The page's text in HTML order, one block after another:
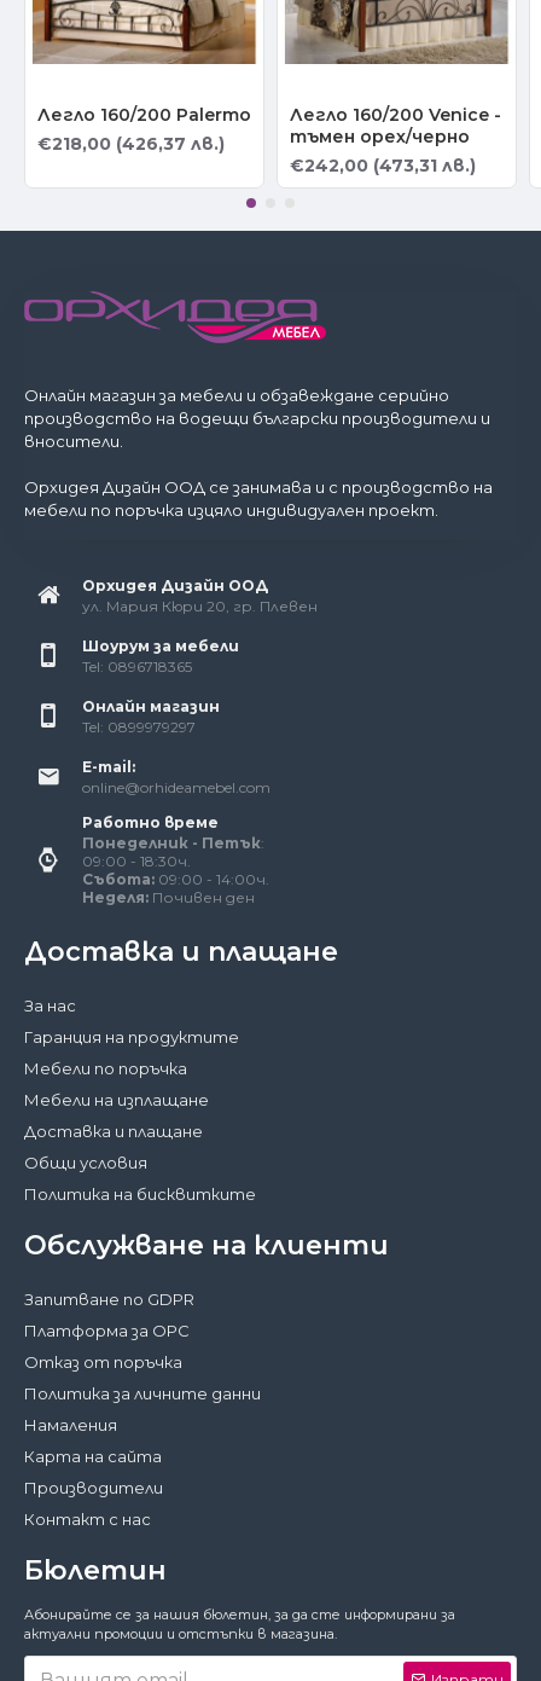
За да работи този сайт както трябва,
понякога запазваме на вашето устройство
малки файлове с данни, наричани
Легло 160/200 Palermo
€218,00 (426,37 лв.)
Легло 160/200 Venice -
тъмен орех/черно
€242,00 (473,31 лв.)
Онлайн магазин за мебели и обзавеждане серийно
производство на водещи български производители и
вносители.
Орхидея Дизайн ООД се занимава и с производство на
мебели по поръчка изцяло индивидуален проект.
Орхидея Дизайн ООД
ул. Мария Кюри 20, гр. Плевен
Шоурум за мебели
Tel: 0896718365
Онлайн магазин
Tel: 0899979297
E-mail:
online@orhideamebel.com
Работно време
Понеделник - Петък:
09:00 - 18:30ч.
Събота: 09:00 - 14:00ч.
Неделя: Почивен ден
Доставка и плащане
За нас
Гаранция на продуктите
Мебели по поръчка
Мебели на изплащане
Доставка и плащане
Общи условия
Политика на бисквитките
Обслужване на клиенти
Запитване по GDPR
Платформа за ОРС
Отказ от поръчка
Политика за личните данни
Намаления
Карта на сайта
Производители
Контакт с нас
Бюлетин
Абонирайте се за нашия бюлетин, за да сте информирани за
актуални промоции и отстъпки в магазина.